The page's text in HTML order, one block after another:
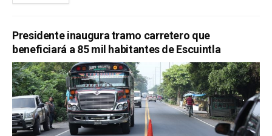
Presidente inaugura tramo carretero que
beneficiará a 85 mil habitantes de Escuintla